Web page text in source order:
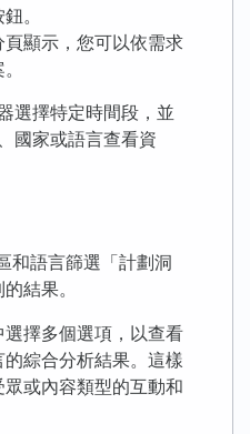
。
顯示，您可以依需求
選擇特定時間段，並
國家或語言查看資
和語言篩選「計劃洞
結果。
擇多個選項，以查看
綜合分析結果。這樣
或內容類型的互動和